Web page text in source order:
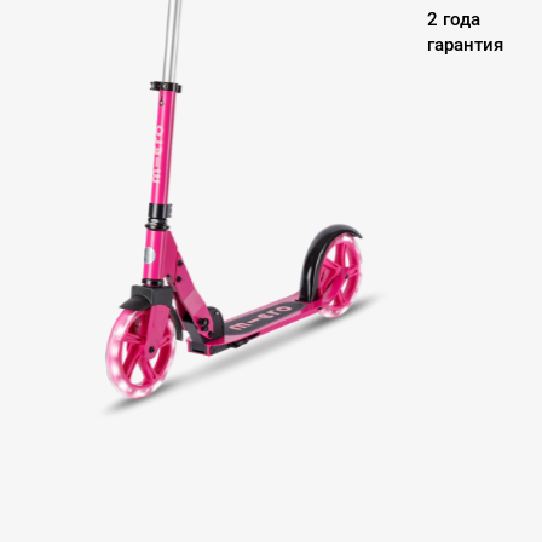
2 года
гарантия